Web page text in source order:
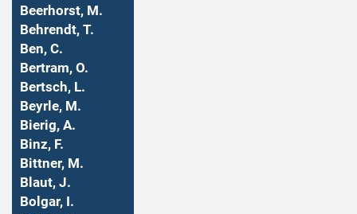
Beerhorst, M.
Behrendt, T.
Ben, C.
Bertram, O.
Bertsch, L.
Beyrle, M.
Bierig, A.
Binz, F.
Bittner, M.
Blaut, J.
Bolgar, I.